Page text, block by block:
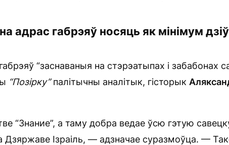
адрас габрэяў носяць як мінімум
“заснаваныя на стэрэатыпах і забабонах
“Позірку”палітычны аналітык, гісторык
“Знание”, а таму добра ведае ўсю гэтую
Дзяржаве Ізраіль, — адзначае суразмоўца. —